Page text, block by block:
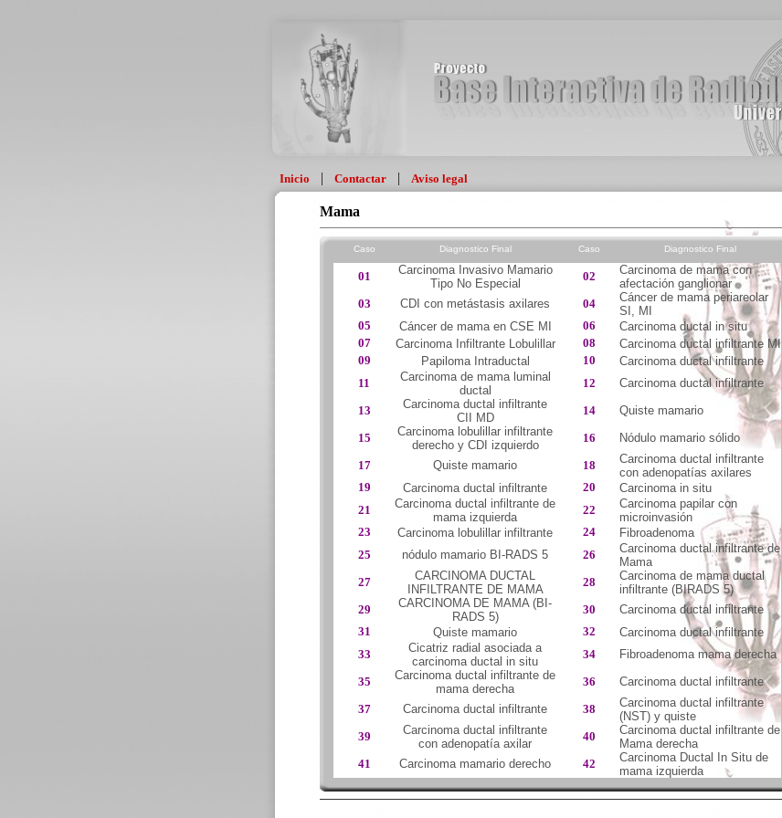
Inicio | Contactar | Aviso legal
Mama
Caso Diagnostico Final Caso Diagnostico Final
01
Carcinoma Invasivo Mamario
Tipo No Especial
02
Carcinoma de mama con
afectación ganglionar
03
CDI con metástasis axilares 04
Cáncer de mama periareolar
SI, MI
05
Cáncer de mama en CSE MI 06
Carcinoma ductal in situ
07
Carcinoma Infiltrante Lobulillar 08
Carcinoma ductal infiltrante MI
09
Papiloma Intraductal 10
Carcinoma ductal infiltrante
11
Carcinoma de mama luminal
ductal
12
Carcinoma ductal infiltrante
13
Carcinoma ductal infiltrante
CII MD
14
Quiste mamario
15
Carcinoma lobulillar infiltrante
derecho y CDI izquierdo
16
Nódulo mamario sólido
17
Quiste mamario 18
Carcinoma ductal infiltrante
con adenopatías axilares
19
Carcinoma ductal infiltrante 20
Carcinoma in situ
21
Carcinoma ductal infiltrante de
mama izquierda
22
Carcinoma papilar con
microinvasión
23
Carcinoma lobulillar infiltrante 24
Fibroadenoma
25
nódulo mamario BI-RADS 5 26
Carcinoma ductal infiltrante de
Mama
27
CARCINOMA DUCTAL
INFILTRANTE DE MAMA
28
Carcinoma de mama ductal
infiltrante (BIRADS 5)
29
CARCINOMA DE MAMA (BI-
RADS 5)
30
Carcinoma ductal infiltrante
31
Quiste mamario 32
Carcinoma ductal infiltrante
33
Cicatriz radial asociada a
carcinoma ductal in situ
34
Fibroadenoma mama derecha
35
Carcinoma ductal infiltrante de
mama derecha
36
Carcinoma ductal infiltrante
37
Carcinoma ductal infiltrante 38
Carcinoma ductal infiltrante
(NST) y quiste
39
Carcinoma ductal infiltrante
con adenopatía axilar
40
Carcinoma ductal infiltrante de
Mama derecha
41
Carcinoma mamario derecho 42
Carcinoma Ductal In Situ de
mama izquierda